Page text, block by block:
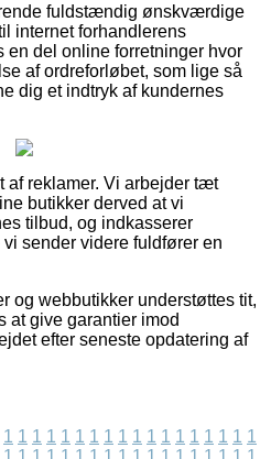
fuldstændig ønskværdige
internet forhandlerens
del online forretninger hvor
af ordreforløbet, som lige så
dig et indtryk af kundernes
af reklamer. Vi arbejder tæt
butikker derved at vi
tilbud, og indkasserer
sender videre fuldfører en
og webbutikker understøttes tit,
at give garantier imod
efter seneste opdatering af
1 1 1 1 1 1 1 1 1 1 1 1 1 1 1 1 1 1